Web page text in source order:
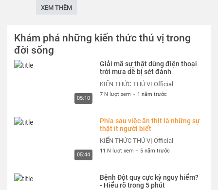
cuộc sống. Hy vọng cac bạn có những phút giây giải trí
Thể loại : KIẾN THỨC THÚ VỊ
XEM THÊM
Khám phá những kiến thức thú vị trong
đời sống
05:10
Giải mã sự thật dùng điện thoại
trời mưa dễ bị sét đánh
KIẾN THỨC THÚ VỊ Official
7 N lượt xem - 1 năm trước
05:44
Phía sau việc ăn thịt là những sự
thật ít người biết
KIẾN THỨC THÚ VỊ Official
11 N lượt xem - 5 năm trước
Bệnh Đột quỵ cực kỳ nguy hiểm?
- Hiểu rõ trong 5 phút